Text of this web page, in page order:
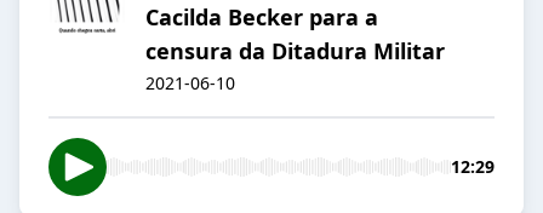
Cacilda Becker para a
censura da Ditadura Militar
2021-06-10
12:29